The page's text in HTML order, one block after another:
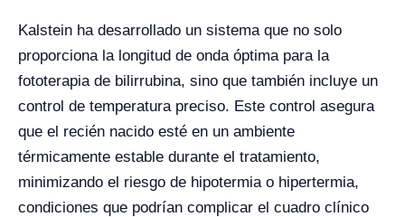
Kalstein ha desarrollado un sistema que no solo
proporciona la longitud de onda óptima para la
fototerapia de bilirrubina, sino que también incluye un
control de temperatura preciso. Este control asegura
que el recién nacido esté en un ambiente
térmicamente estable durante el tratamiento,
minimizando el riesgo de hipotermia o hipertermia,
condiciones que podrían complicar el cuadro clínico